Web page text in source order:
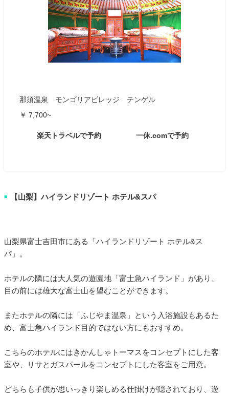
那須温泉 モンゴリアビレッジ テンゲル
￥ 7,700~
楽天トラベルで予約 一休.comで予約
■ 【山梨】ハイランドリゾート ホテル&スパ
山梨県富士吉田市にある「ハイランドリゾート ホテル&ス
パ」。
ホテルの隣には大人気の遊園地「富士急ハイランド」があり、
目の前には雄大な富士山を望むことができます。
またホテルの隣には「ふじやま温泉」という入浴施設もあるた
め、富士急ハイランド目的ではない方にもおすすめ。
こちらのホテルにはきかんしゃトーマスをコンセプトにした客
室や、リサとガスパールをコンセプトにした客室をご用意。
どちらも子供が思いっきり楽しめる仕掛けが隠されており、遊